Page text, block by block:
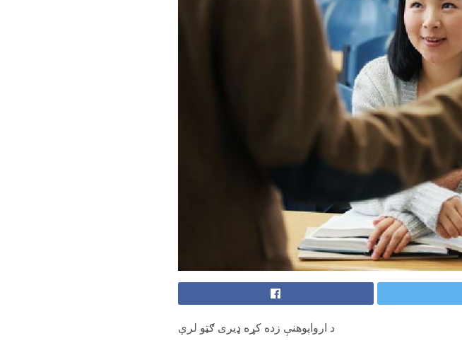
د ارواپوهنې زده کړه ډیری ګټو لري